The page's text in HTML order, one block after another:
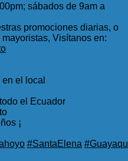
sábados de 9am a
promociones diarias, o
Visítanos en:
el local
el Ecuador
¡
#SantaElena